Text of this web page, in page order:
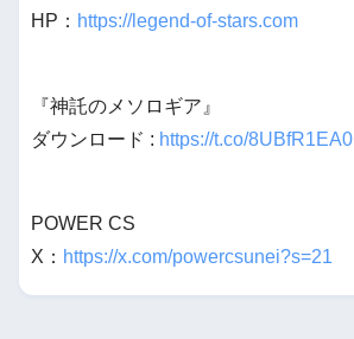
HP： https://legend-of-stars.com
『神託のメソロギア』
ダウンロード : https://t.co/8UBfR1EA0I
POWER CS
X： https://x.com/powercsunei?s=21